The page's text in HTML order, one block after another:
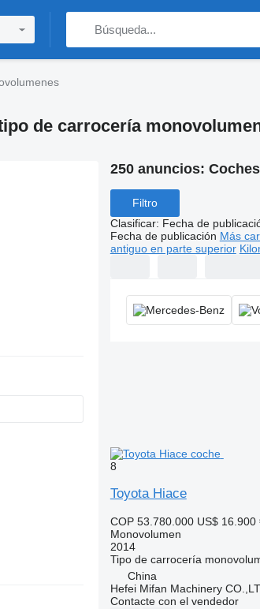
de carrocería
250 anuncios: Coches
Filtro
Clasificar: Fecha de
Fecha de publicación Más
antiguo en parte superior
8
Toyota Hiace
COP 53.780.000 US$ 16.900
Monovolumen
2014
Tipo de carrocería
China
Hefei Mifan Machinery
Contacte con el vendedor